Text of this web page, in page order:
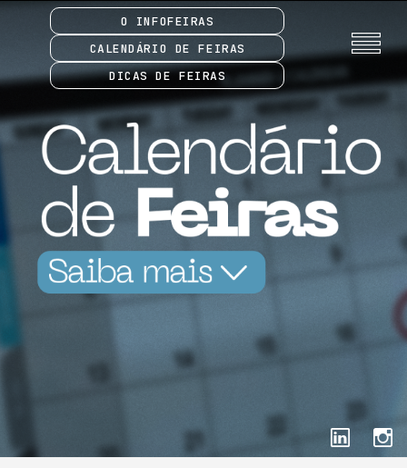
O INFOFEIRAS
CALENDÁRIO DE FEIRAS
DICAS DE FEIRAS